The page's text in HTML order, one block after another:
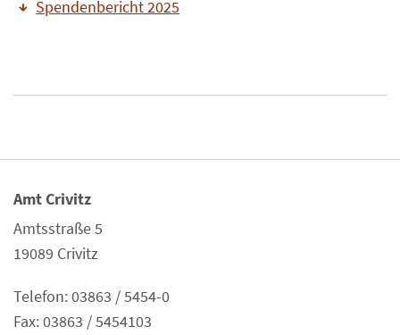
Spendenbericht 2025
Amt Crivitz
Amtsstraße 5
19089 Crivitz
Telefon: 03863 / 5454-0
Fax: 03863 / 5454103